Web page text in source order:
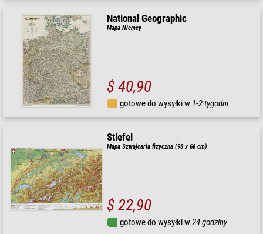
National Geographic
Mapa Niemcy
$ 40,90
gotowe do wysyłki w 1-2 tygodni
Stiefel
Mapa Szwajcaria fizyczna (98 x 68 cm)
$ 22,90
gotowe do wysyłki w24 godziny